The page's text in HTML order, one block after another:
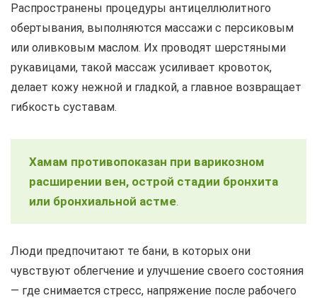
Распространены процедуры антицеллюлитного
обертывания, выполняются массажи с персиковым
или оливковым маслом. Их проводят шерстяными
рукавицами, такой массаж усиливает кровоток,
делает кожу нежной и гладкой, а главное возвращает
гибкость суставам.
Хамам противопоказан при варикозном
расширении вен, острой стадии бронхита
или бронхиальной астме.
Люди предпочитают те бани, в которых они
чувствуют облегчение и улучшение своего состояния
— где снимается стресс, напряжение после рабочего